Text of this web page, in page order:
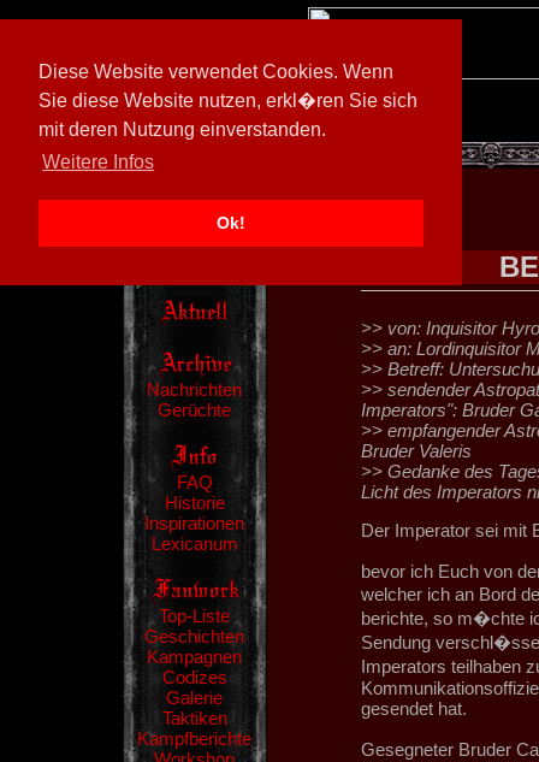
Diese Website verwendet Cookies. Wenn
Sie diese Website nutzen, erkl�ren Sie sich
mit deren Nutzung einverstanden.
Weitere Infos
Ok!
[ 602026/M3]
Nachrichten
Gerüchte
FAQ
Historie
Inspirationen
Lexicanum
Top-Liste
Geschichten
Kampagnen
Codizes
Galerie
Taktiken
Kampfberichte
>> von: Inquisitor
>> an: Lordinquisitor
>> Betreff:
>> sendender
Imperators": Bruder
>> empfangender
Bruder Valeris
>> Gedanke des
Licht des Imperators
Der Imperator sei mit
bevor ich Euch von
welcher ich an Bord
berichte, so m�chte
Sendung
Imperators teilhaben
gesendet hat.
Gesegneter Bruder